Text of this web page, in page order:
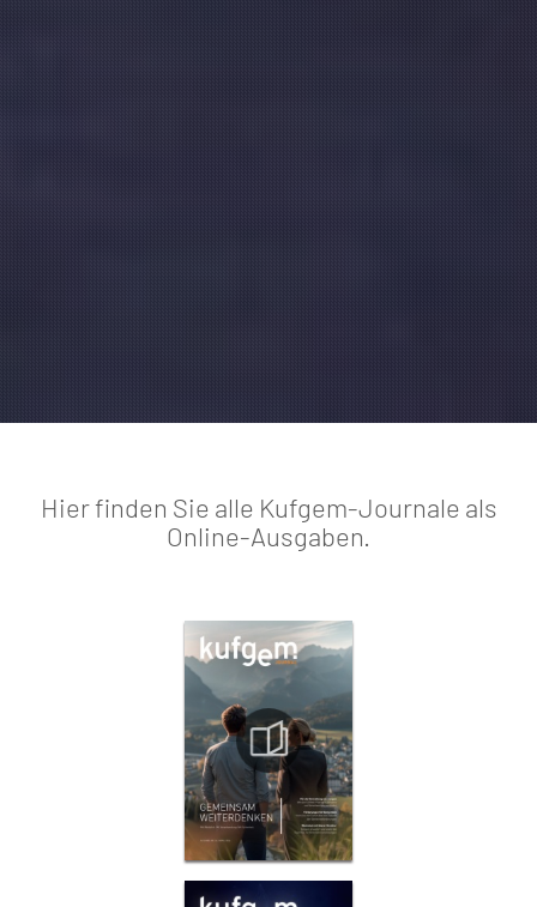
Hier finden Sie alle Kufgem-Journale als
Online-Ausgaben.